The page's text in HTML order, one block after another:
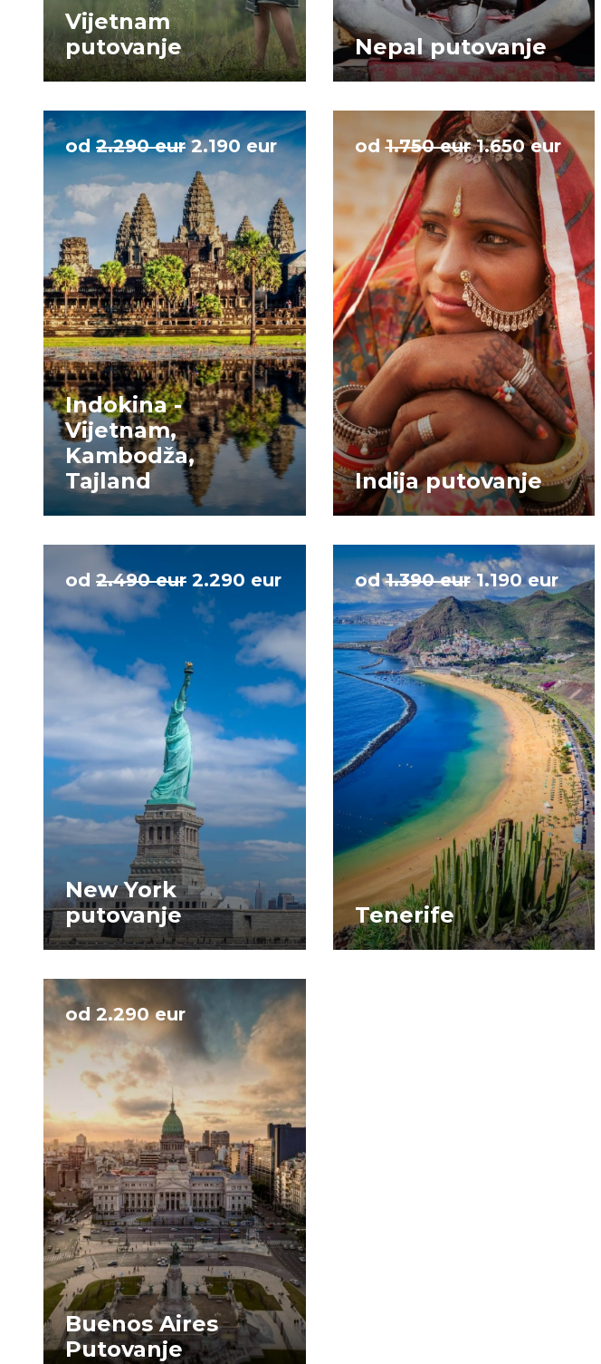
Vijetnam
putovanje
Nepal putovanje
od2.290 eur2.190 eur
Indokina -
Vijetnam,
Kambodža,
Tajland
od1.750 eur1.650 eur
Indija putovanje
od 2.490 eur 2.290 eur
New York
putovanje
od1.390 eur1.190 eur
Tenerife
od 2.290 eur
Buenos Aires
Putovanje